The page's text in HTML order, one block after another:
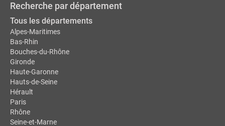
Recherche par département
Tous les départements
Alpes-Maritimes
Bas-Rhin
Bouches-du-Rhône
Gironde
Haute-Garonne
Hauts-de-Seine
Hérault
Paris
Rhône
Seine-et-Marne